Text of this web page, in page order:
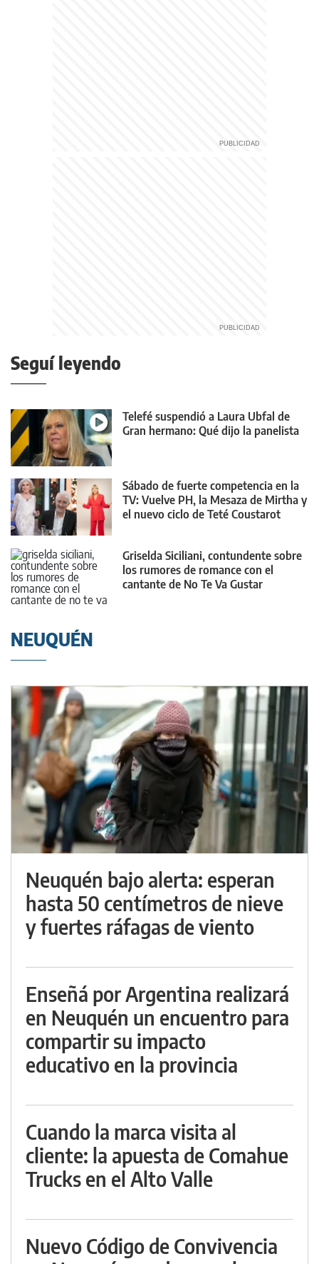
Seguí leyendo
Telefé suspendió a Laura Ubfal de
Gran hermano: Qué dijo la panelista
Sábado de fuerte competencia en la
TV: Vuelve PH, la Mesaza de Mirtha y
el nuevo ciclo de Teté Coustarot
Griselda Siciliani, contundente sobre
los rumores de romance con el
cantante de No Te Va Gustar
NEUQUÉN
Neuquén bajo alerta: esperan
hasta 50 centímetros de nieve
y fuertes ráfagas de viento
Enseñá por Argentina realizará
en Neuquén un encuentro para
compartir su impacto
educativo en la provincia
Cuando la marca visita al
cliente: la apuesta de Comahue
Trucks en el Alto Valle
Nuevo Código de Convivencia